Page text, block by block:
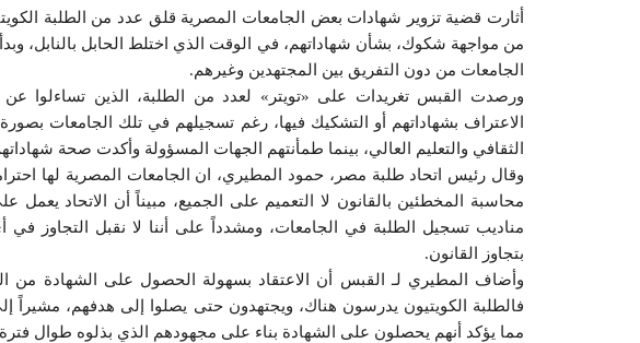
أثارت قضية تزوير شهادات بعض الجامعات المصرية قلق عدد من الطلبة
من مواجهة شكوك، بشأن شهاداتهم، في الوقت الذي اختلط الحابل بالنابل،
الجامعات من دون التفريق بين المجتهدين وغيرهم.
ورصدت القبس تغريدات على «تويتر» لعدد من الطلبة، الذين تساءلوا عن
الاعتراف بشهاداتهم أو التشكيك فيها، رغم تسجيلهم في تلك الجامعات
الثقافي والتعليم العالي، بينما طمأنتهم الجهات المسؤولة وأكدت صحة
وقال رئيس اتحاد طلبة مصر، حمود المطيري، ان الجامعات المصرية لها
محاسبة المخطئين بالقانون لا التعميم على الجميع، مبيناً أن الاتحاد
مناديب تسجيل الطلبة في الجامعات، ومشدداً على أننا لا نقبل التجاوز في
بتجاوز القانون.
وأضاف المطيري لـ القبس أن الاعتقاد بسهولة الحصول على الشهادة من
فالطلبة الكويتيون يدرسون هناك، ويجتهدون حتى يصلوا إلى هدفهم،
مما يؤكد أنهم يحصلون على الشهادة بناء على مجهودهم الذي بذلوه طوال